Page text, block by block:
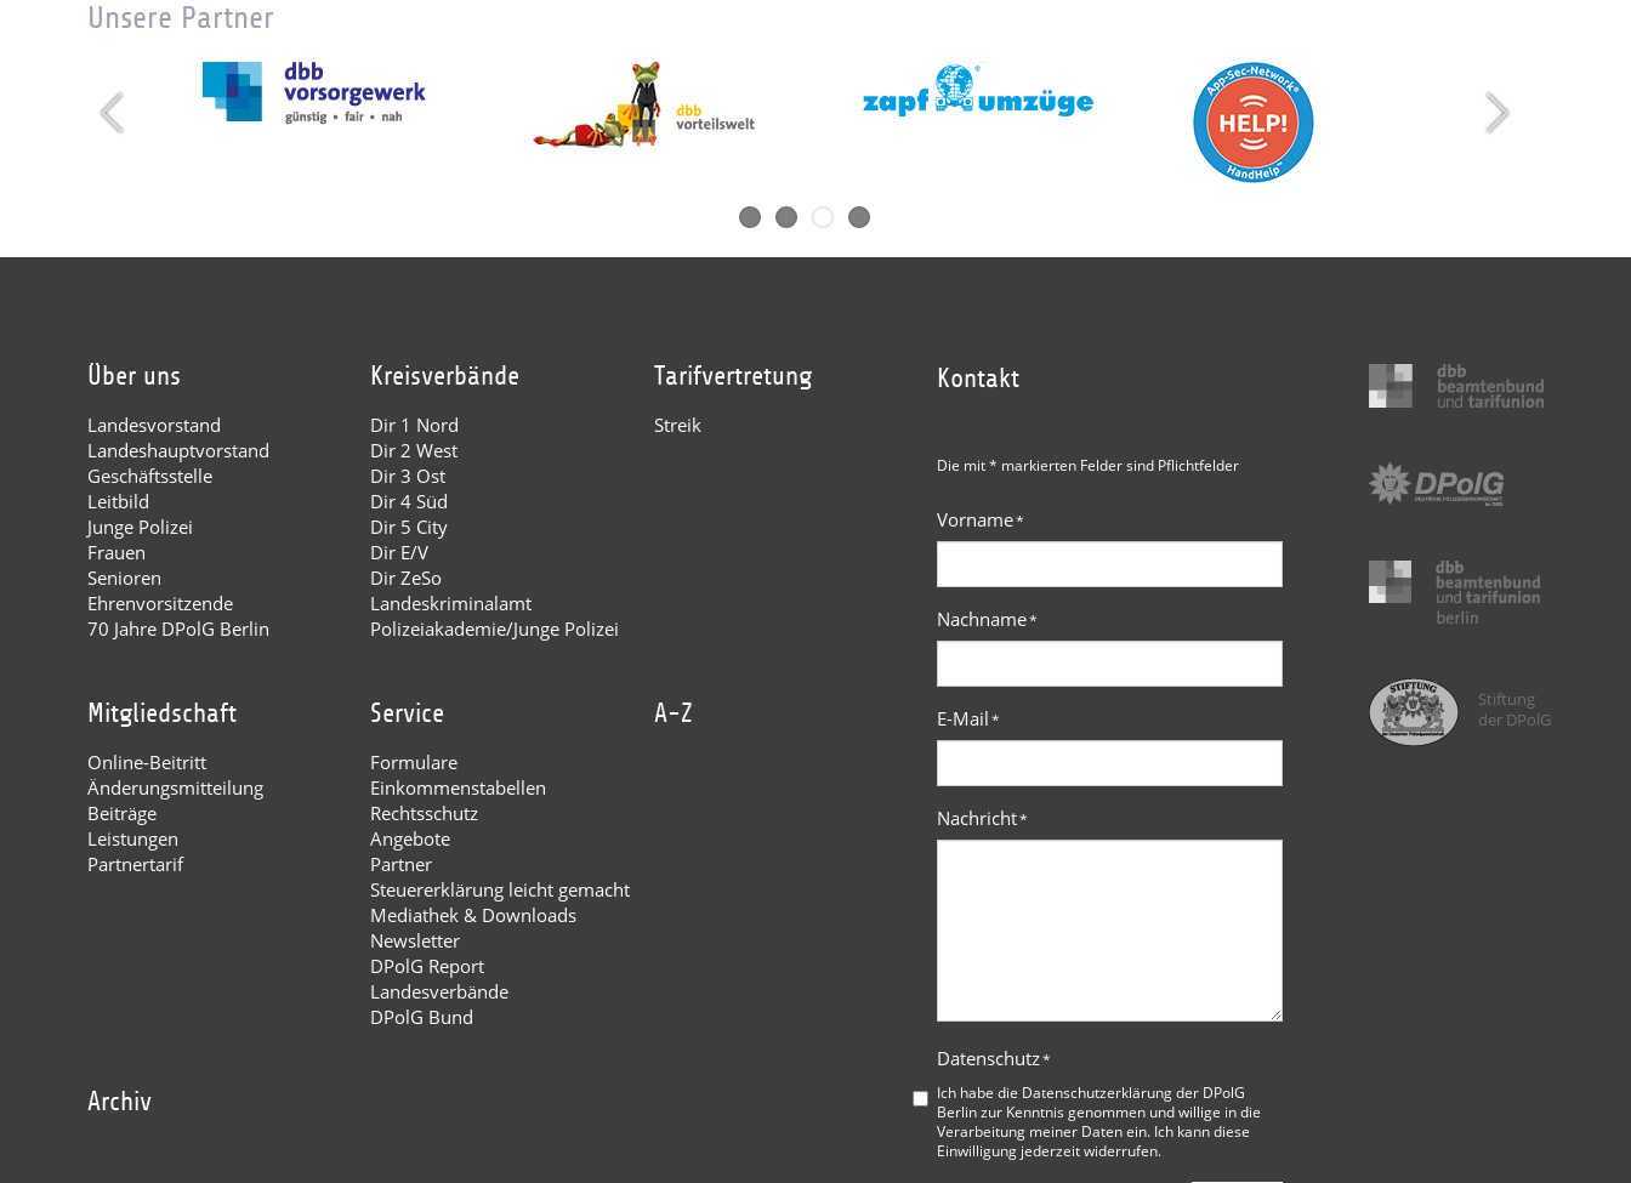
Unsere Partner
Über uns
Landesvorstand
Landeshauptvorstand
Geschäftsstelle
Leitbild
Junge Polizei
Frauen
Senioren
Ehrenvorsitzende
70 Jahre DPolG Berlin
Kreisverbände
Dir 1 Nord
Dir 2 West
Dir 3 Ost
Dir 4 Süd
Dir 5 City
Dir E/V
Dir ZeSo
Landeskriminalamt
Polizeiakademie/Junge Polizei
Tarifvertretung
Streik
Mitgliedschaft
Online-Beitritt
Änderungsmitteilung
Beiträge
Leistungen
Partnertarif
Service
Formulare
Einkommenstabellen
Rechtsschutz
Angebote
Partner
Steuererklärung leicht gemacht
Mediathek & Downloads
Newsletter
DPolG Report
Landesverbände
DPolG Bund
A-Z
Archiv
Kontakt
Die mit * markierten Felder sind Pflichtfelder
Vorname*
Nachname*
E-Mail*
Nachricht*
Datenschutz*
Ich habe die Datenschutzerklärung der DPolG
Berlinzur Kenntnis genommen und willige in die
Verarbeitung meiner Daten ein. Ich kann diese
Einwilligung jederzeit widerrufen.
Stiftung
der DPolG